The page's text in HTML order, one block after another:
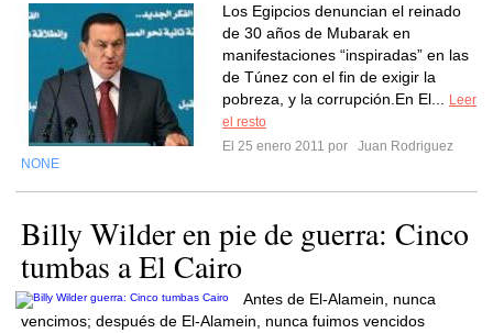
Los Egipcios denuncian el reinado
de 30 años de Mubarak en
manifestaciones “inspiradas” en las
de Túnez con el fin de exigir la
pobreza, y la corrupción.En El...
Leer
el resto
El 25 enero 2011 por
Juan Rodriguez
NONE
Billy Wilder en pie de guerra: Cinco
tumbas a El Cairo
Antes de El-Alamein, nunca
vencimos; después de El-Alamein, nunca fuimos vencidos